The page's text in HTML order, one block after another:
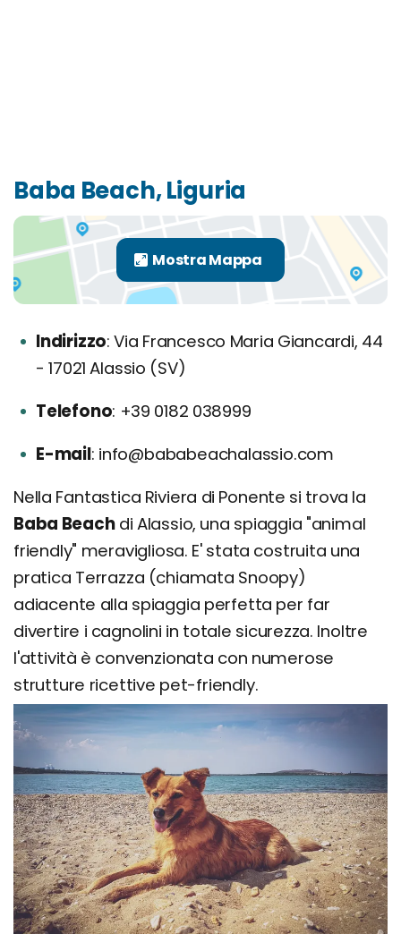
Baba Beach, Liguria
Indirizzo Via Francesco Maria Giancardi, 44
- 17021 Alassio (SV)
Telefono +39 0182 038999
E-mail info@bababeachalassio.com
Nella Fantastica Riviera di Ponente si trova la
Baba Beachdi Alassio, una spiaggia "animal
friendly" meravigliosa. E' stata costruita una
pratica Terrazza (chiamata Snoopy)
adiacente alla spiaggia perfetta per far
divertire i cagnolini in totale sicurezza. Inoltre
l'attività è convenzionata con numerose
strutture ricettive pet-friendly.